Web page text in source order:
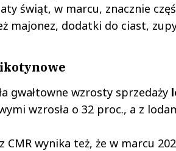
świąt, w marcu, znacznie
majonez, dodatki do ciast,
gwałtowne wzrosty sprzedaży
wzrosła o 32 proc., a z
wynika też, że w marcu